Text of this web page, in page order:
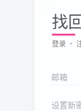
找
登录
邮箱
设置新